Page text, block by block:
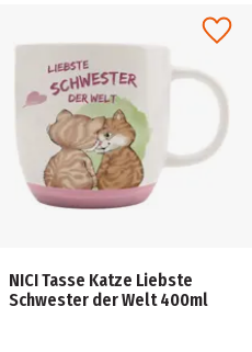
NICI Tasse Katze Liebste
Schwester der Welt 400ml